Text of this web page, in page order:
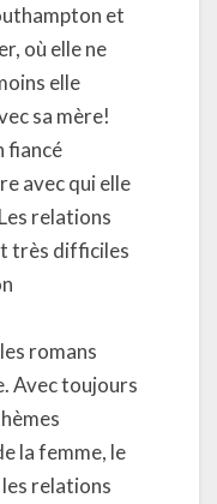
et
où elle ne
elle
sa mère!
fiancé
avec qui elle
relations
très difficiles
romans
Avec toujours
la femme, le
relations